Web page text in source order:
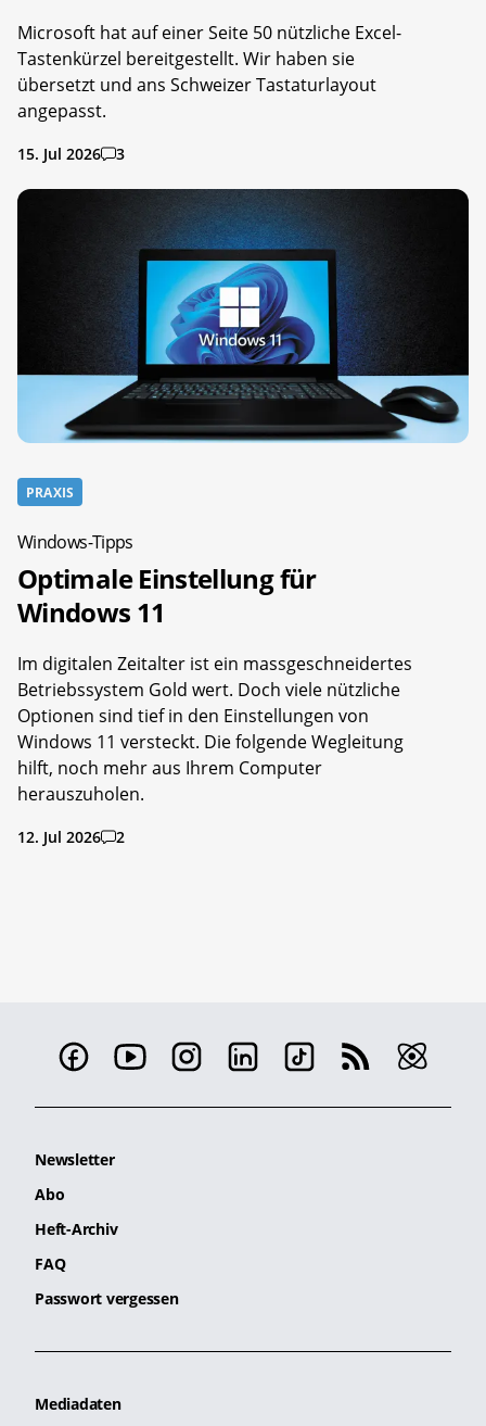
Microsoft hat auf einer Seite 50 nützliche Excel-
Tastenkürzel bereitgestellt. Wir haben sie
übersetzt und ans Schweizer Tastaturlayout
angepasst.
15. Jul 2026 3
PRAXIS
Windows-Tipps
Optimale Einstellung für
Windows 11
Im digitalen Zeitalter ist ein massgeschneidertes
Betriebssystem Gold wert. Doch viele nützliche
Optionen sind tief in den Einstellungen von
Windows 11 versteckt. Die folgende Wegleitung
hilft, noch mehr aus Ihrem Computer
herauszuholen.
12. Jul 2026 2
Newsletter
Abo
Heft-Archiv
FAQ
Passwort vergessen
Mediadaten